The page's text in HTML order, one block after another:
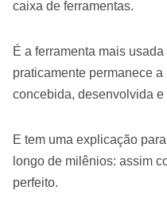
caixa de ferramentas.
É a ferramenta mais
praticamente permanece
concebida, desenvolvida
E tem uma explicação
longo de milênios: assim
perfeito.